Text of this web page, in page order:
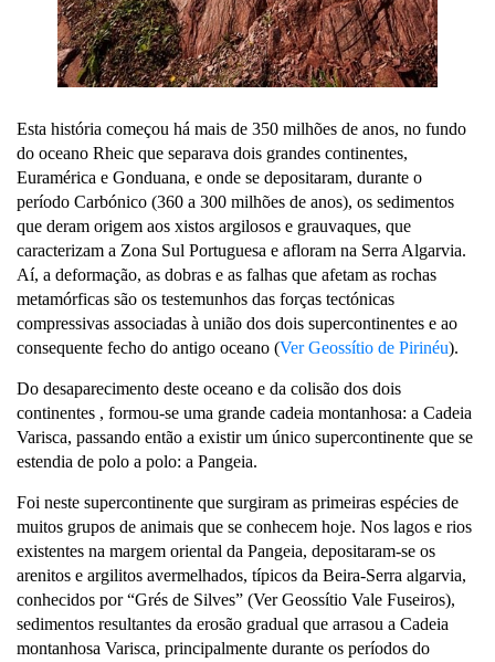
Esta história começou há mais de 350 milhões de anos, no fundo
do oceano Rheic que separava dois grandes continentes,
Euramérica e Gonduana, e onde se depositaram, durante o
período Carbónico (360 a 300 milhões de anos), os sedimentos
que deram origem aos xistos argilosos e grauvaques, que
caracterizam a Zona Sul Portuguesa e afloram na Serra Algarvia.
Aí, a deformação, as dobras e as falhas que afetam as rochas
metamórficas são os testemunhos das forças tectónicas
compressivas associadas à união dos dois supercontinentes e ao
consequente fecho do antigo oceano (Ver Geossítio de Pirinéu).
Do desaparecimento deste oceano e da colisão dos dois
continentes , formou-se uma grande cadeia montanhosa: a Cadeia
Varisca, passando então a existir um único supercontinente que se
estendia de polo a polo: a Pangeia.
Foi neste supercontinente que surgiram as primeiras espécies de
muitos grupos de animais que se conhecem hoje. Nos lagos e rios
existentes na margem oriental da Pangeia, depositaram-se os
arenitos e argilitos avermelhados, típicos da Beira-Serra algarvia,
conhecidos por “Grés de Silves” (Ver Geossítio Vale Fuseiros),
sedimentos resultantes da erosão gradual que arrasou a Cadeia
montanhosa Varisca, principalmente durante os períodos do